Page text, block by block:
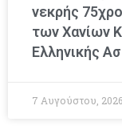
νεκρής
των Χανίων
Ελληνικής
7 Αυγούστου, 2026